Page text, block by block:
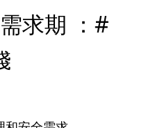
求期 ：#